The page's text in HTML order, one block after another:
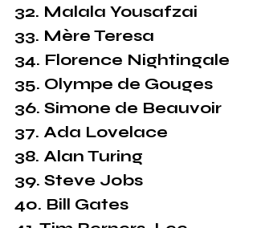
32. Malala Yousafzai
33. Mère Teresa
34. Florence Nightingale
35. Olympe de Gouges
36. Simone de Beauvoir
37. Ada Lovelace
38. Alan Turing
39. Steve Jobs
40. Bill Gates